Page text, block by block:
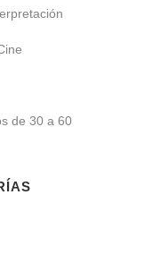
de 30 a 60